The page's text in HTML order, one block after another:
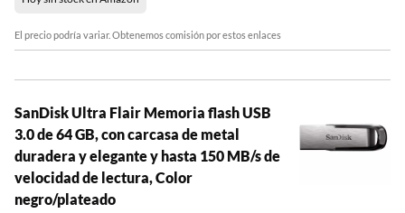
El precio podría variar. Obtenemos comisión por estos enlaces
SanDisk Ultra Flair Memoria flash USB
3.0 de 64 GB, con carcasa de metal
duradera y elegante y hasta 150 MB/s de
velocidad de lectura, Color
negro/plateado